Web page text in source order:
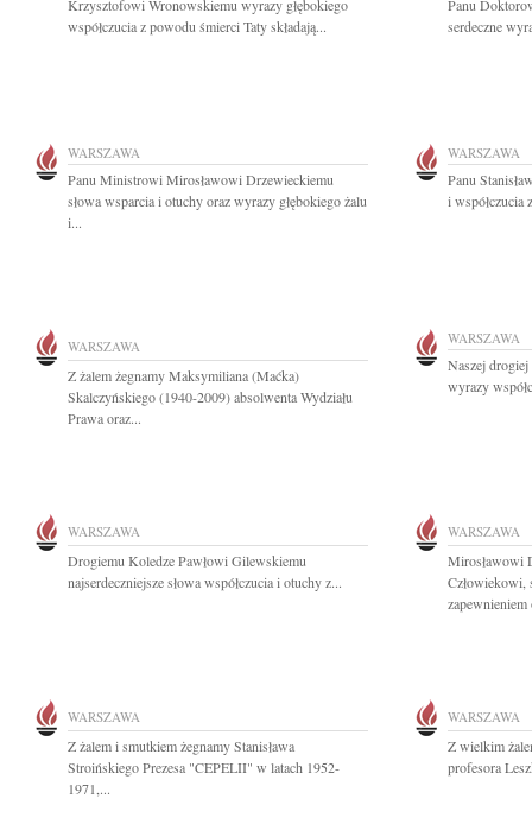
Krzysztofowi Wronowskiemu wyrazy głębokiego
współczucia z powodu śmierci Taty składają...
Panu
serdeczne
WARSZAWA
Panu Ministrowi Mirosławowi Drzewieckiemu
słowa wsparcia i otuchy oraz wyrazy głębokiego żalu
i...
WARSZAWA
Panu
i współczucia
WARSZAWA
Z żalem żegnamy Maksymiliana (Maćka)
Skalczyńskiego (1940-2009) absolwenta Wydziału
Prawa oraz...
WARSZAWA
Naszej
wyrazy
WARSZAWA
Drogiemu Koledze Pawłowi Gilewskiemu
najserdeczniejsze słowa współczucia i otuchy z...
WARSZAWA
Mirosławowi
Człowiekowi,
zapewnieniem
WARSZAWA
Z żalem i smutkiem żegnamy Stanisława
Stroińskiego Prezesa "CEPELII" w latach 1952-
1971,...
WARSZAWA
Z wielkim
profesora